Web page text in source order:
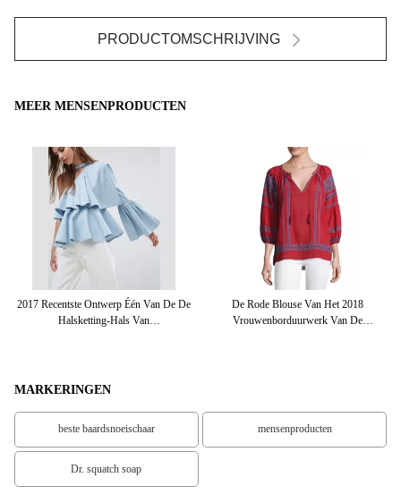
PRODUCTOMSCHRIJVING
MEER MENSENPRODUCTEN
2017 Recentste Ontwerp Één Van De De
Halsketting-Hals Van
De Rode Blouse Van Het 2018
Vrouwenborduurwerk Van De
MARKERINGEN
beste baardsnoeischaar mensenproducten
Dr. squatch soap